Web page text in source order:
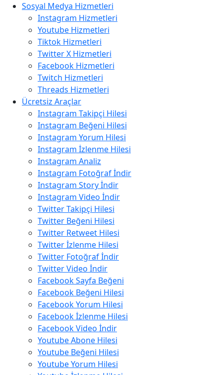
Sosyal Medya Hizmetleri
Instagram Hizmetleri
Youtube Hizmetleri
Tiktok Hizmetleri
Twitter X Hizmetleri
Facebook Hizmetleri
Twitch Hizmetleri
Threads Hizmetleri
Ücretsiz Araçlar
Instagram Takipçi Hilesi
Instagram Beğeni Hilesi
Instagram Yorum Hilesi
Instagram İzlenme Hilesi
Instagram Analiz
Instagram Fotoğraf İndir
Instagram Story İndir
Instagram Video İndir
Twitter Takipçi Hilesi
Twitter Beğeni Hilesi
Twitter Retweet Hilesi
Twitter İzlenme Hilesi
Twitter Fotoğraf İndir
Twitter Video İndir
Facebook Sayfa Beğeni
Facebook Beğeni Hilesi
Facebook Yorum Hilesi
Facebook İzlenme Hilesi
Facebook Video İndir
Youtube Abone Hilesi
Youtube Beğeni Hilesi
Youtube Yorum Hilesi